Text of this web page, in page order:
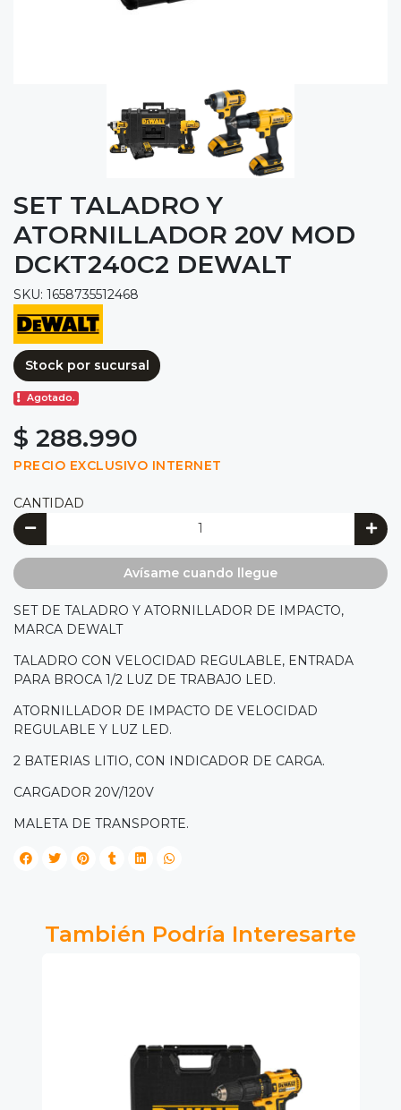
SET TALADRO Y
ATORNILLADOR 20V MOD
DCKT240C2 DEWALT
SKU: 1658735512468
Stock por sucursal
Agotado.
$ 288.990
PRECIO EXCLUSIVO INTERNET
CANTIDAD
Avísame cuando llegue
SET DE TALADRO Y ATORNILLADOR DE IMPACTO,
MARCA DEWALT
TALADRO CON VELOCIDAD REGULABLE, ENTRADA
PARA BROCA 1/2 LUZ DE TRABAJO LED.
ATORNILLADOR DE IMPACTO DE VELOCIDAD
REGULABLE Y LUZ LED.
2 BATERIAS LITIO, CON INDICADOR DE CARGA.
CARGADOR 20V/120V
MALETA DE TRANSPORTE.
También Podría Interesarte